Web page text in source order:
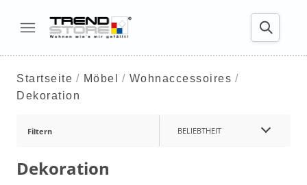
Startseite Möbel
Wohnaccessoires
Dekoration
Filtern BELIEBTHEIT
Dekoration